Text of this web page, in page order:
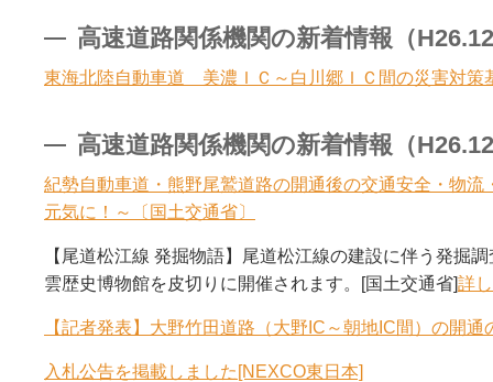
高速道路関係機関の新着情報（
東海北陸自動車道 美濃ＩＣ～白川郷ＩＣ間の災害対策
高速道路関係機関の新着情報（
紀勢自動車道・熊野尾鷲道路の開通後の交通安全・物
元気に！～〔国土交通省〕
【尾道松江線 発掘物語】尾道松江線の建設に伴う発掘
雲歴史博物館を皮切りに開催されます。[国土交通省]詳
【記者発表】大野竹田道路（大野IC～朝地IC間）の開
入札公告を掲載しました[NEXCO東日本]